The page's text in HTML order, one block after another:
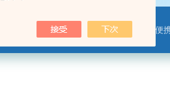
，水位监测站，智慧路灯传感器，智慧农业传感器，非洲猪瘟检测仪，动物疫病